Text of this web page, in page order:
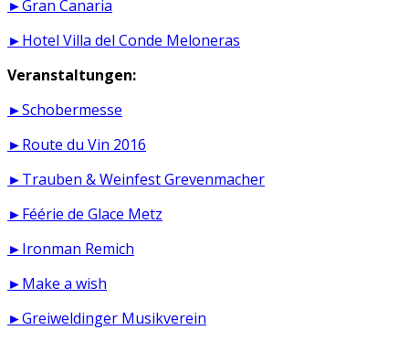
►Gran Canaria
►Hotel Villa del Conde Meloneras
Veranstaltungen:
►Schobermesse
►Route du Vin 2016
►Trauben & Weinfest Grevenmacher
►Féérie de Glace Metz
►Ironman Remich
►Make a wish
►Greiweldinger Musikverein